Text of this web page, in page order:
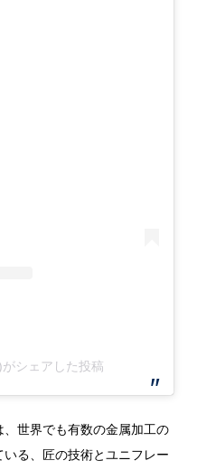
シェアした投稿
世界でも有数の金属加工の
る、匠の技術とユニフレー